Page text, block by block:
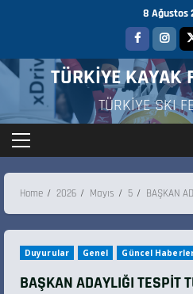
8 Ağustos
TÜRKİYE KAYAK
TÜRKİYE SKI
Home 2026 Mayıs 5 BAŞKAN
Duyurular Genel Güncel
BAŞKAN ADAYLIĞI TESPİT